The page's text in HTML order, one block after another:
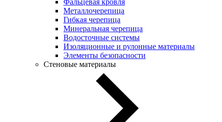
Металлочерепица
Гибкая черепица
Минеральная черепица
Водосточные системы
Изоляционные и рулонные материалы
Элементы безопасности
Стеновые материалы